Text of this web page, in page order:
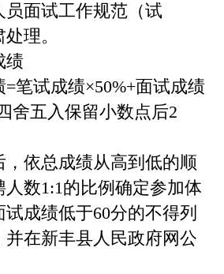
面试工作规范（试
理。
试成绩×50%+面试成绩
舍五入保留小数点后2
依总成绩从高到低的顺
人数1:1的比例确定参加体
成绩低于60分的不得列
并在新丰县人民政府网公